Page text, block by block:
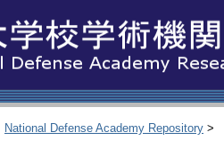
National Defense Academy Repository >